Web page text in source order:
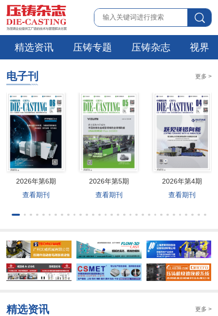
精选资讯 压铸专题 压铸杂志 视界
电子刊 更多 >
2026年第6期
查看期刊
2026年第5期
查看期刊
2026年第4期
查看期刊
精选资讯 更多 >